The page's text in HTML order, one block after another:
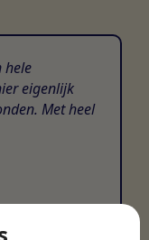
hele
eigenlijk
Met heel